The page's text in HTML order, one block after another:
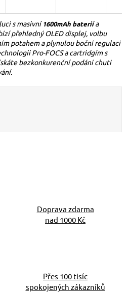
s masivní1600mAh bateriía
přehledný OLED displej, volbu
potahem a plynulou boční regulaci
Pro-FOCS a cartridgím s
bezkonkurenční podání chuti
Doprava zdarma
nad 1000 Kč
Přes 100 tisíc
spokojených zákazníků